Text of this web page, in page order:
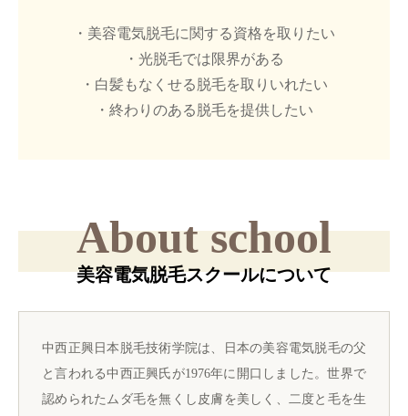
・美容電気脱毛に関する資格を取りたい
・光脱毛では限界がある
・白髪もなくせる脱毛を取りいれたい
・終わりのある脱毛を提供したい
About school
美容電気脱毛スクールについて
中西正興日本脱毛技術学院は、日本の美容電気脱毛の父
と言われる中西正興氏が1976年に開口しました。世界で
認められたムダ毛を無くし皮膚を美しく、二度と毛を生